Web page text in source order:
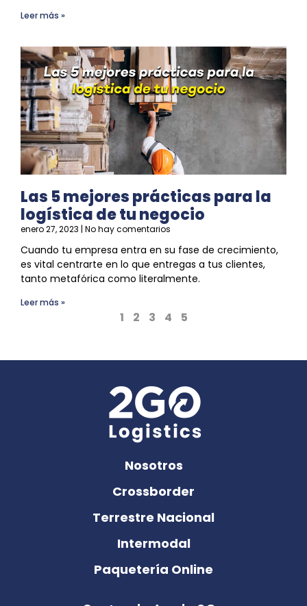
Leer más »
Las 5 mejores prácticas para la
logística de tu negocio
enero 27, 2023 No hay comentarios
Cuando tu empresa entra en su fase de crecimiento,
es vital centrarte en lo que entregas a tus clientes,
tanto metafórica como literalmente.
Leer más »
1 2 3 4 5
Nosotros
Crossborder
Terrestre Nacional
Intermodal
Paquetería Online